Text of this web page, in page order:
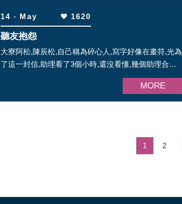
14 ‧ May 1620
聽友抱怨
大寮阿松,陳辰松,自己稱為碎心人,寫字好像在畫符,光為
了這一封信,助理看了3個小時,還沒看懂,幾個助理合作
MORE
1 2